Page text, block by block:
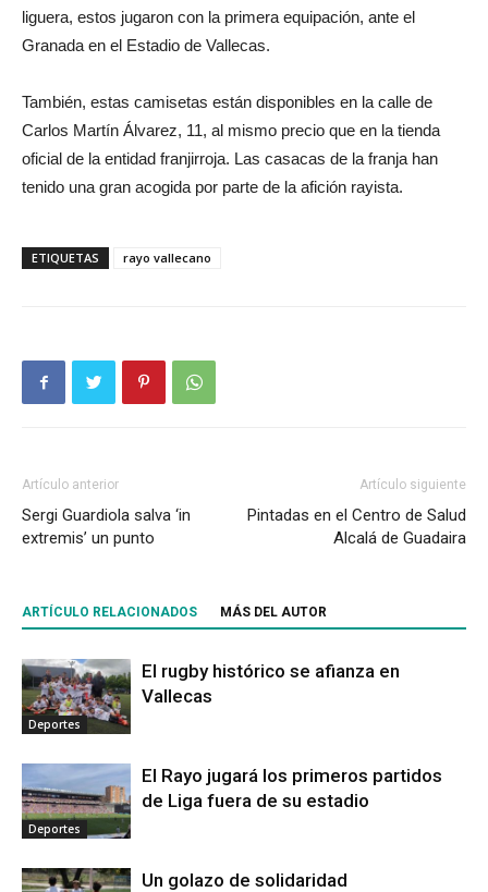
liguera, estos jugaron con la primera equipación, ante el
Granada en el Estadio de Vallecas.
También, estas camisetas están disponibles en la calle de
Carlos Martín Álvarez, 11, al mismo precio que en la tienda
oficial de la entidad franjirroja. Las casacas de la franja han
tenido una gran acogida por parte de la afición rayista.
ETIQUETAS rayo vallecano
Artículo anterior
Sergi Guardiola salva ‘in
extremis’ un punto
Artículo siguiente
Pintadas en el Centro de Salud
Alcalá de Guadaira
ARTÍCULO RELACIONADOS MÁS DEL AUTOR
Deportes
El rugby histórico se afianza en
Vallecas
Deportes
El Rayo jugará los primeros partidos
de Liga fuera de su estadio
Un golazo de solidaridad